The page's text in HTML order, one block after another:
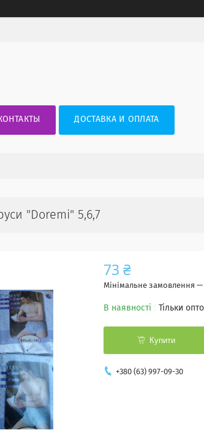
ДОСТАВКА И ОПЛАТА
"Doremi" 5,6,7
73 ₴
Мінімальне замовлення —
В наявності Тільки
Купити
+380 (63) 997-09-30